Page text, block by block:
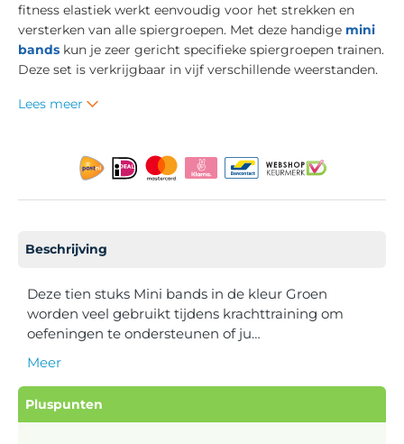
fitness elastiek werkt eenvoudig voor het strekken en
versterken van alle spiergroepen. Met deze handige mini
bands kun je zeer gericht specifieke spiergroepen trainen.
Deze set is verkrijgbaar in vijf verschillende weerstanden.
Lees meer
Beschrijving
Deze tien stuks Mini bands in de kleur Groen
worden veel gebruikt tijdens krachttraining om
oefeningen te ondersteunen of ju…
Meer
Pluspunten